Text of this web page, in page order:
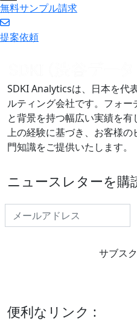
無料サンプル請求
提案依頼
SDKI Analyticsは、日本を代
ルティング会社です。フォ
と背景を持つ幅広い実績を
上の経験に基づき、お客様
門知識をご提供いたします。
ニュースレターを購
サブス
便利なリンク :